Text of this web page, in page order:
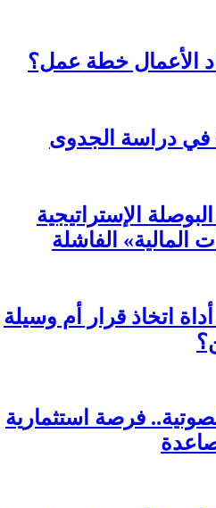
الأعمال خطة عمل؟
الإستراتيجية
المالية» الفاشلة
اتخاذ قرار أم وسيلة
فرصة استثمارية